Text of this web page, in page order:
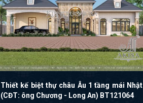
Thiết kế biệt thự châu Âu 1 tầng mái Nhật
(CĐT: ông Chương - Long An) BT121064